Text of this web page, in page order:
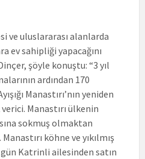
ve uluslararası alanlarda
ev sahipliği yapacağını
şöyle konuştu: “3 yıl
ardından 170
Manastırı’nın yeniden
Manastırı ülkenin
sokmuş olmaktan
köhne ve yıkılmış
Katrinli ailesinden satın